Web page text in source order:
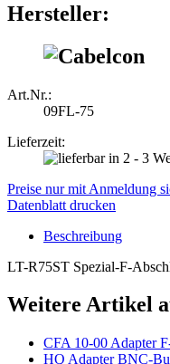
Hersteller:
Art.Nr.:
09FL-75
Lieferzeit:
Preise nur mit Anmeldung
Datenblatt drucken
Beschreibung
LT-R75ST Spezial-F-
Weitere Artikel
CFA 10-00 Adapter
HQ Adapter BNC-